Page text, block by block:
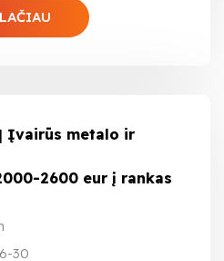
Įvairūs metalo ir
2600 eur į rankas
30